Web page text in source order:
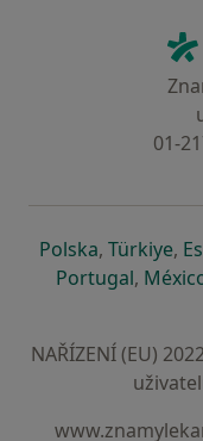
01-
Polskase otevře v
, Türkiyese
,
Portugalse
,
NAŘÍZENÍ (EU)